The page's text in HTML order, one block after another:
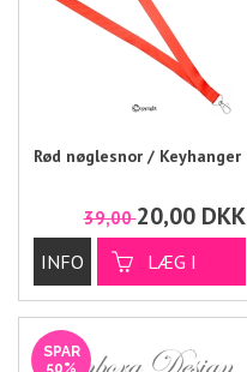
Rød nøglesnor / Keyhanger
39,0020,00 DKK
SPAR